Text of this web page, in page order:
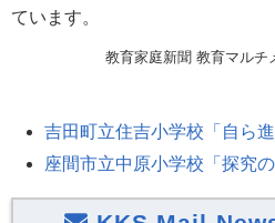
ています。
教育家庭新聞 教育マルチ
吉田町立住吉小学校「自ら
座間市立中原小学校「探究